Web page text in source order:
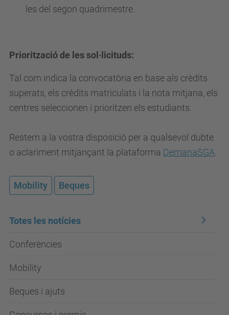
les del segon quadrimestre.
Priorització de les sol·licituds:
Tal com indica la convocatòria en base als crèdits
superats, els crèdits matriculats i la nota mitjana, els
centres seleccionen i prioritzen els estudiants.
Restem a la vostra disposició per a qualsevol dubte
o aclariment mitjançant la plataforma DemanaSGA
Mobility Beques
Totes les notícies
Conferències
Mobility
Beques i ajuts